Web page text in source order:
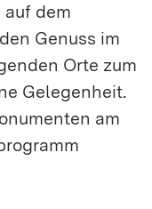
dem
Genuss im
Orte zum
Gelegenheit.
am